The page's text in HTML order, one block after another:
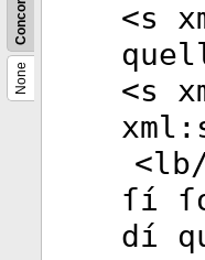
None
<s
<s
<lb
ſí
dí